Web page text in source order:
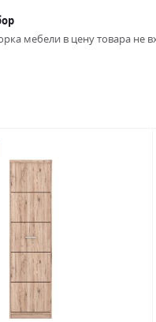
мебели в цену товара не